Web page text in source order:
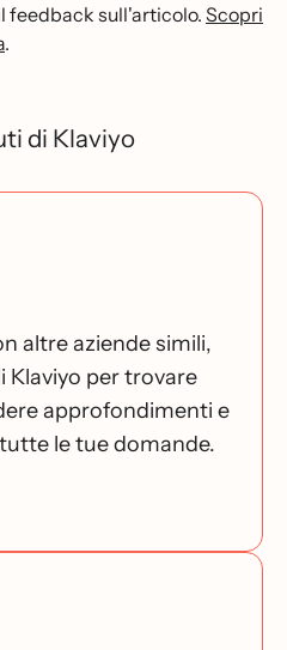
feedback sull'articolo. Scopri
.
di Klaviyo
altre aziende simili,
Klaviyo per trovare
approfondimenti e
le tue domande.